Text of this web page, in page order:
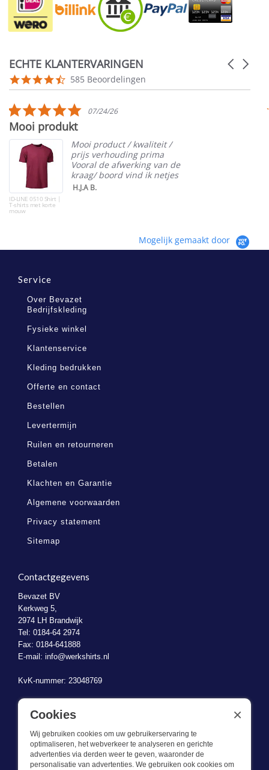
ECHTE KLANTERVARINGEN
Reviews
carousel
Carousel
4.5
star
585 Beoordelingen
5.0
star
07/24/26
Mooi produkt
ID-LINE 0510 Shirt |
T-shirts met korte
mouw
Mooi product / kwaliteit /
prijs verhouding prima
Vooral de afwerking van de
kraag/ boord vind ik netjes
H.J.A B.
Mogelijk gemaakt door
Service
Over Bevazet
Bedrijfskleding
Fysieke winkel
Klantenservice
Kleding bedrukken
Offerte en contact
Bestellen
Levertermijn
Ruilen en retourneren
Betalen
Klachten en Garantie
Algemene voorwaarden
Privacy statement
Sitemap
Contactgegevens
Bevazet BV
Kerkweg 5,
2974 LH Brandwijk
Tel: 0184-64 2974
Fax: 0184-641888
E-mail: info@werkshirts.nl
KvK-nummer: 23048769
BTW-identificatienummer: NL823470787B01
Cookies
Wij gebruiken cookies om uw gebruikerservaring te
optimaliseren, het webverkeer te analyseren en gerichte
advertenties via derden weer te geven, waaronder de
personalisatie van advertenties. We gebruiken ook cookies om
×